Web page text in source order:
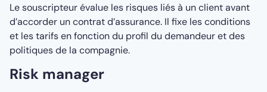
Le souscripteur évalue les risques liés à un client avant
d’accorder un contrat d’assurance. Il fixe les conditions
et les tarifs en fonction du profil du demandeur et des
politiques de la compagnie.
Risk manager